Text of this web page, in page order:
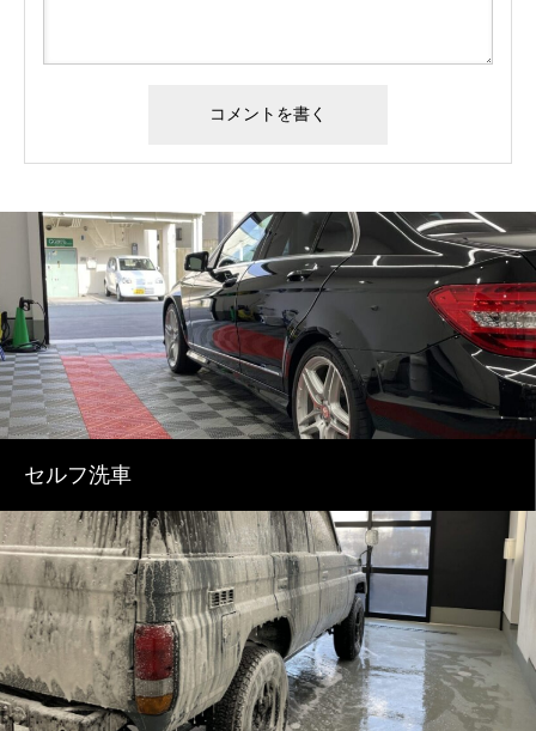
セルフ洗車